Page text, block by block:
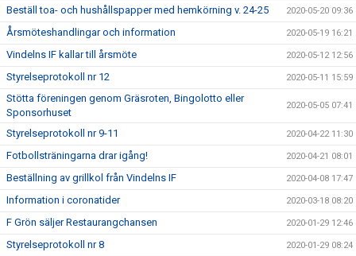
Beställ toa- och hushållspapper med hemkörning v. 24-25 2020-05-20 09:36
Årsmöteshandlingar och information 2020-05-19 16:21
Vindelns IF kallar till årsmöte 2020-05-12 12:56
Styrelseprotokoll nr 12 2020-05-11 15:59
Stötta föreningen genom Gräsroten, Bingolotto eller
Sponsorhuset
2020-05-05 07:41
Styrelseprotokoll nr 9-11 2020-04-22 11:30
Fotbollsträningarna drar igång! 2020-04-21 08:01
Beställning av grillkol från Vindelns IF 2020-04-08 17:47
Information i coronatider 2020-03-18 08:20
F Grön säljer Restaurangchansen 2020-01-29 12:46
Styrelseprotokoll nr 8 2020-01-29 08:24